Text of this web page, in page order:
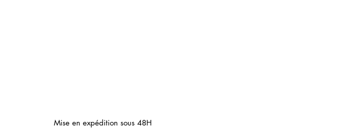
Mise en expédition sous 48H